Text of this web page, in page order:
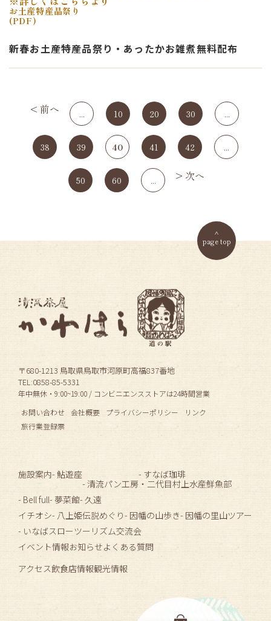
お土産特産品祭り
(PDF)
新春お土産特産品祭り・あったかお雑煮無料配布
< 前へ ... 10 20 30 ...
38 39 40 41 42 ...
50 60 ... > 次へ
page top
〒680-1213 鳥取県鳥取市河原町高福837番地
TEL:0858-85-5331
年中無休・9:00~19:00 / コンビニエンスストアは24時間営業
お問い合わせ
会社概要 プライバシーポリシー
リンク
旅行業登録票
施設案内- 鮎遊座
- 清流パン工房
- すなば珈琲
・二代目村上水産鮮魚部
- Bell full- 夢菜館- 久遠
イチオシ- 八上姫伝説めぐり- 因幡の山歩き- 因幡の里山ツアー
- いなばスローツーリズム交流会
イベント情報お知らせよくある質問
アクセス飲食店情報観光情報